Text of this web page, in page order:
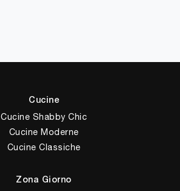
Cucine
Cucine Shabby Chic
Cucine Moderne
Cucine Classiche
Zona Giorno